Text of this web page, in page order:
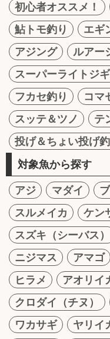
初心者オススメ！
鮎トモ釣り
エギ
アジング
ルアー
スーパーライトジ
フカセ釣り
コマ
スッテ＆ツノ
テ
投げ＆ちょい投げ
対象魚から探す
アジ マダイ
スルメイカ
ケン
スズキ（シーバス）
ニジマス
アマゴ
ヒラメ
アオリイ
クロダイ（チヌ）
ワカサギ
ヤリイ